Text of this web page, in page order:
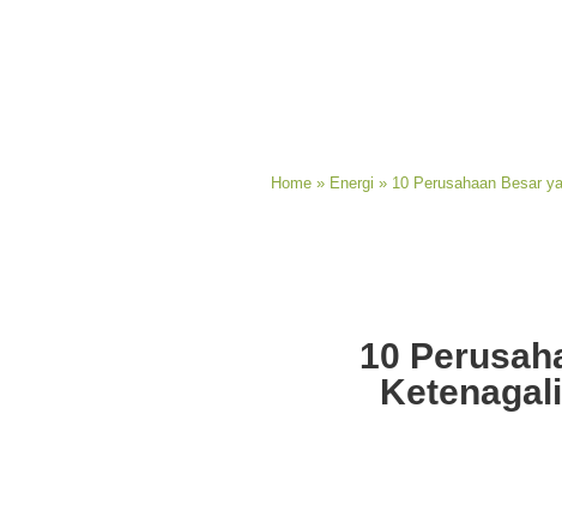
Home » Energi » 10 Perusahaan Besar
10